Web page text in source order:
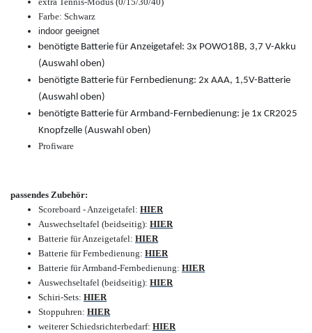
Farbe: Schwarz
indoor geeignet
benötigte Batterie für Anzeigetafel: 3x POWO18B, 3,7 V-Akku
(Auswahl oben)
benötigte Batterie für Fernbedienung: 2x AAA, 1,5V-Batterie
(Auswahl oben)
benötigte Batterie für Armband-Fernbedienung: je 1x CR2025
Knopfzelle (Auswahl oben)
Profiware
passendes Zubehör:
Scoreboard - Anzeigetafel: HIER
Auswechseltafel (beidseitig): HIER
Batterie für Anzeigetafel: HIER
Batterie für Fernbedienung: HIER
Batterie für Armband-Fernbedienung: HIER
Auswechseltafel (beidseitig): HIER
Schiri-Sets: HIER
Stoppuhren: HIER
weiterer Schiedsrichterbedarf: HIER